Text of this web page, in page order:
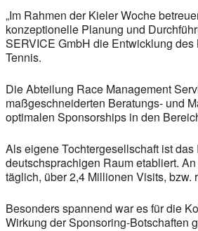
„Im Rahmen der Kieler Woche
konzeptionelle Planung und
SERVICE GmbH die Entwicklung
Tennis.
Die Abteilung Race Management
maßgeschneiderten Beratungs- und
optimalen Sponsorships in den
Als eigene Tochtergesellschaft ist
deutschsprachigen Raum etabliert.
täglich, über 2,4 Millionen Visits, bzw.
Besonders spannend war es für die
Wirkung der Sponsoring-Botschaften